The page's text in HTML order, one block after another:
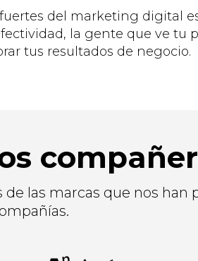
del marketing digital
la gente que ve tu
tus resultados de negocio.
de las marcas que nos